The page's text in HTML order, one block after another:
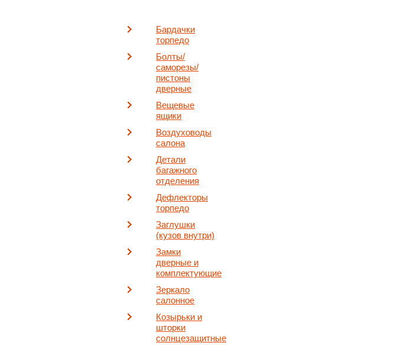
Бардачки
торпедо
Болты/
саморезы/
пистоны
дверные
Вещевые
ящики
Воздуховоды
салона
Детали
багажного
отделения
Дефлекторы
торпедо
Заглушки
(кузов внутри)
Замки
дверные и
комплектующие
Зеркало
салонное
Козырьки и
шторки
солнцезащитные